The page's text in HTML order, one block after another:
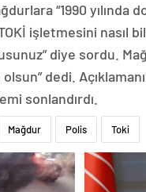
“1990 yılında
işletmesini nasıl
diye sordu.
dedi.
sonlandırdı.
Mağdur Polis Toki